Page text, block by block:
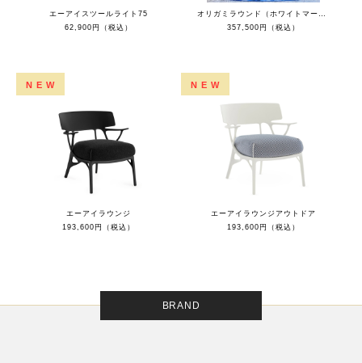
エーアイスツールライト75
62,900円（税込）
オリガミラウンド（ホワイトマーブルトップ）
357,500円（税込）
NEW
エーアイラウンジ
193,600円（税込）
NEW
エーアイラウンジアウトドア
193,600円（税込）
BRAND